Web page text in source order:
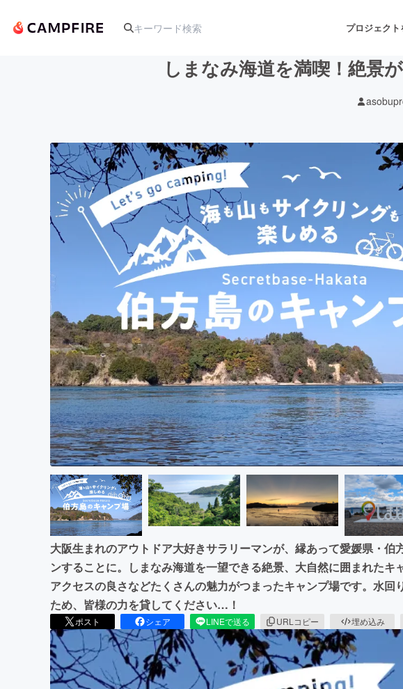
プロジェク
アート・写真 音楽
テクノロジー・ガジェット ゲーム・サービ
映像・映画 書籍・雑誌出版
ビジネス・起業 チャレンジ
まちづくり・地域活性化
しまなみ海道を満喫！絶景
大阪生まれのアウトドア大好きサラリーマンが、縁あって愛媛県・伯
ンすることに。しまなみ海道を一望できる絶景、大自然に囲まれたキ
アクセスの良さなどたくさんの魅力がつまったキャンプ場です。水回
ため、皆様の力を貸してください…！
ポスト シェア LINEで送る URLコピー 埋め込み